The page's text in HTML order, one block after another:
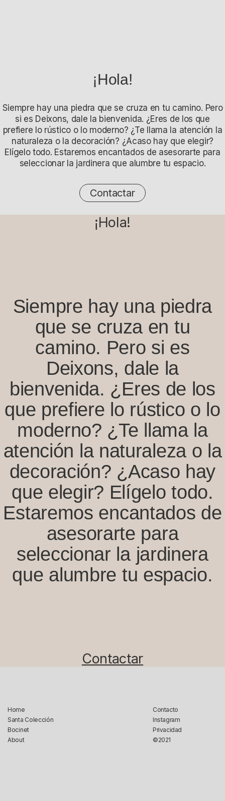
¡Hola!
Siempre hay una piedra que se cruza en tu camino. Pero
si es Deixons, dale la bienvenida. ¿Eres de los que
prefiere lo rústico o lo moderno? ¿Te llama la atención la
naturaleza o la decoración? ¿Acaso hay que elegir?
Elígelo todo. Estaremos encantados de asesorarte para
seleccionar la jardinera que alumbre tu espacio.
Contactar
¡Hola!
Siempre hay una piedra
que se cruza en tu
camino. Pero si es
Deixons, dale la
bienvenida. ¿Eres de los
que prefiere lo rústico o lo
moderno? ¿Te llama la
atención la naturaleza o la
decoración? ¿Acaso hay
que elegir? Elígelo todo.
Estaremos encantados de
asesorarte para
seleccionar la jardinera
que alumbre tu espacio.
Contactar
Home
Santa Colección
Bocinet
About
Contacto
Instagram
Privacidad
©2021